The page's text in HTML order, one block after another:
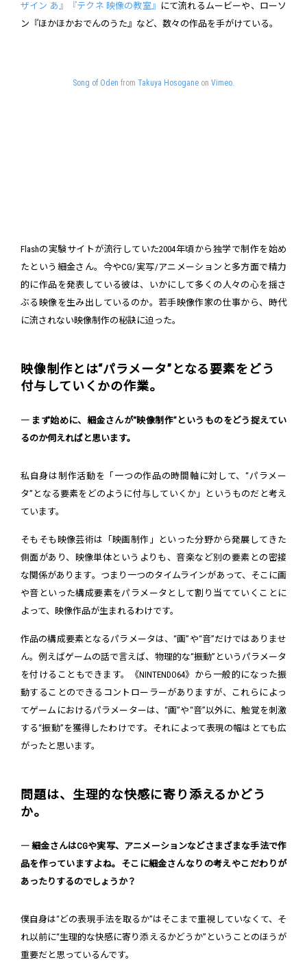
ザイン あ』
『テクネ 映像の教室』 にて流れるムービーや、ローソ
ン『ほかほかおでんのうた』など、数々の作品を手がけている。
Song of Oden from Takuya Hosogane on Vimeo.
Flashの実験サイトが流行していた2004年頃から独学で制作を始め
たという細金さん。今やCG/実写/アニメーションと多方面で精力
的に作品を発表している彼は、いかにして多くの人々の心を揺さ
ぶる映像を生み出しているのか。若手映像作家の仕事から、時代
に流されない映像制作の秘訣に迫った。
映像制作とは“パラメータ”となる要素をどう
付与していくかの作業。
― まず始めに、細金さんが“映像制作”というものをどう捉えてい
るのか伺えればと思います。
私自身は制作活動を「一つの作品の時間軸に対して、“パラメー
タ”となる要素をどのように付与していくか」というものだと考え
ています。
そもそも映像芸術は「映画制作」といった分野から発展してきた
側面があり、映像単体というよりも、音楽など別の要素との密接
な関係があります。つまり一つのタイムラインがあって、そこに画
や音といった構成要素をパラメータとして割り当てていくことに
よって、映像作品が生まれるわけです。
作品の構成要素となるパラメータは、“画”や“音”だけではありませ
ん。例えばゲームの話で言えば、物理的な“振動”というパラメータ
を付けることもできます。《NINTENDO64》から一般的になった振
動することのできるコントローラーがありますが、これらによっ
てゲームにおけるパラメーターは、“画”や“音”以外に、触覚を刺激
する“振動”を獲得したわけです。それによって表現の幅はとても広
がったと思います。
問題は、生理的な快感に寄り添えるかどう
か。
― 細金さんはCGや実写、アニメーションなどさまざまな手法で作
品を作っていますよね。そこに細金さんなりの考えやこだわりが
あったりするのでしょうか？
僕自身は“どの表現手法を取るか”はそこまで重視していなくて、そ
れ以前に“生理的な快感に寄り添えるかどうか”ということのほうが
重要だと思っているんです。